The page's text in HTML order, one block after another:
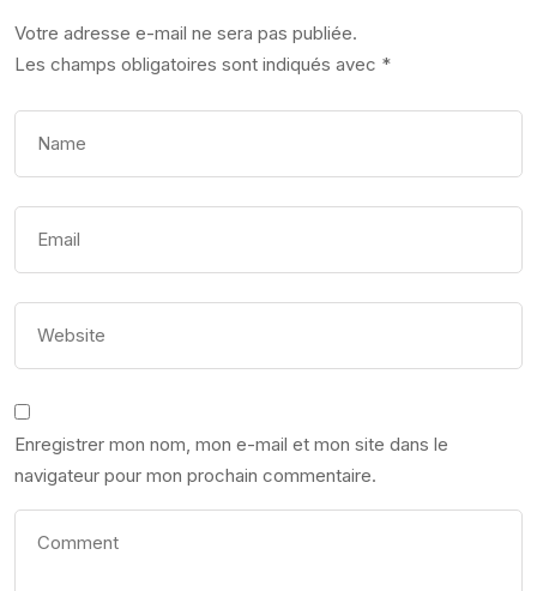
Votre adresse e-mail ne sera pas publiée.
Les champs obligatoires sont indiqués avec *
Enregistrer mon nom, mon e-mail et mon site dans le
navigateur pour mon prochain commentaire.